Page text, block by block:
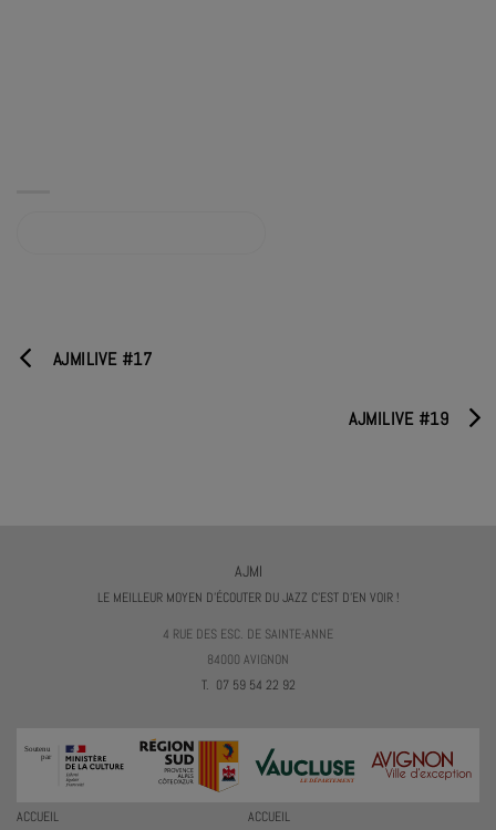
AJMILIVE #17
AJMILIVE #19
AJMI
LE MEILLEUR MOYEN D'ÉCOUTER DU JAZZ C'EST D'EN VOIR !
4 RUE DES ESC. DE SAINTE-ANNE
84000 AVIGNON
T. 07 59 54 22 92
ACCUEIL ACCUEIL